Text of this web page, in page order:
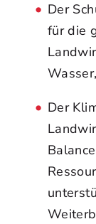
Der
für die
Der